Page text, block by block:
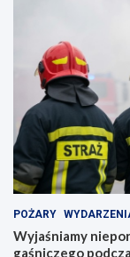
POŻARY
Wyjaśniamy
gaśniczego